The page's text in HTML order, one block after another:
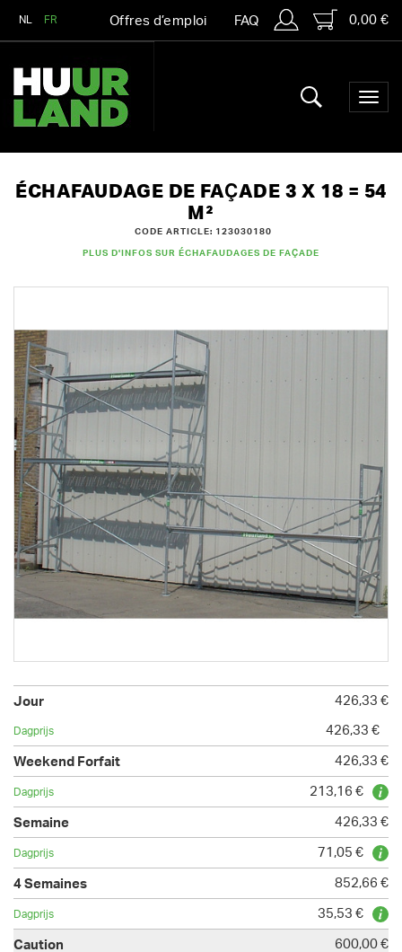
NL FR Offres d’emploi FAQ 0,00 €
ÉCHAFAUDAGE DE FAÇADE 3 X 18 = 54
M²
CODE ARTICLE: 123030180
PLUS D'INFOS SUR ÉCHAFAUDAGES DE FAÇADE
426,33 €
426,33 €
426,33 €
213,16 €
426,33 €
71,05 €
852,66 €
35,53 €
600,00 €